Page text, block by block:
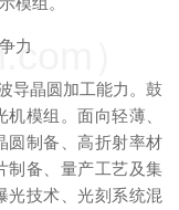
力
导晶圆加工能力。鼓
模组。面向轻薄、
圆制备、高折射率材
制备、量产工艺及集
光技术、光刻系统混
）